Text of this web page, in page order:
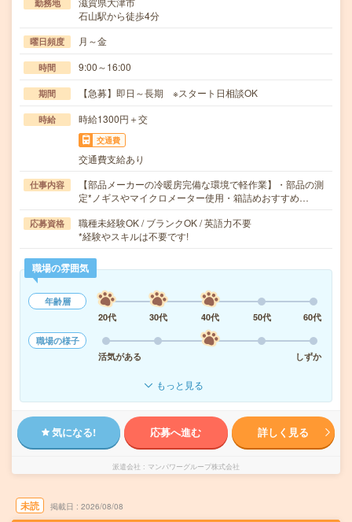
勤務地
石山駅から徒歩4分
曜日頻度 月～金
時間 9:00～16:00
期間 【急募】即日～長期 ※スタート日相談OK
時給 時給1300円＋交
交通費
交通費支給あり
仕事内容
【部品メーカーの冷暖房完備な環境で軽作業】・部品の測
定*ノギスやマイクロメーター使用・箱詰めおすすめ…
応募資格
職種未経験OK / ブランクOK / 英語力不要
*経験やスキルは不要です!
職場の雰囲気
年齢層
20代
30代 40代 50代
60代
職場の様子
活気がある
しずか
もっと見る
気になる! 応募へ進む 詳しく見る
派遣会社 マンパワーグループ株式会社
未読 掲載日 2026/08/08